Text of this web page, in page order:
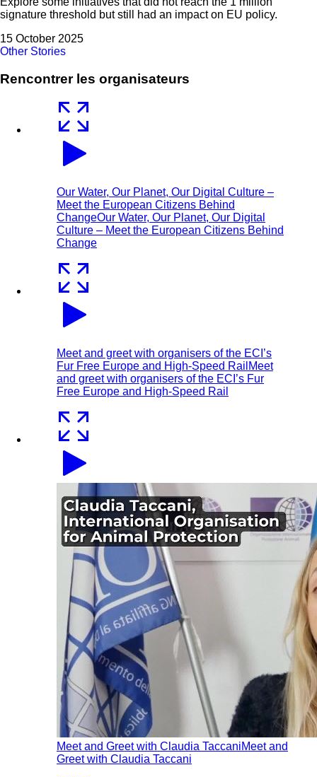
signature threshold but still had an impact on EU policy.
15 October 2025
Other Stories
Rencontrer les organisateurs
Our Water, Our Planet, Our Digital Culture –
Meet the European Citizens Behind
ChangeOur Water, Our Planet, Our Digital
Culture – Meet the European Citizens Behind
Change
Meet and greet with organisers of the ECI’s
Fur Free Europe and High-Speed Rail Meet
and greet with organisers of the ECI’s Fur
Free Europe and High-Speed Rail
Meet and Greet with Claudia TaccaniMeet and
Greet with Claudia Taccani